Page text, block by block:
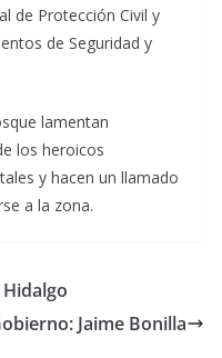
de Protección Civil y
de Seguridad y
lamentan
los heroicos
y hacen un llamado
a la zona.
Jaime Bonilla